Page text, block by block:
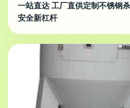
一站直达 工厂直供定制不锈钢
安全新杠杆